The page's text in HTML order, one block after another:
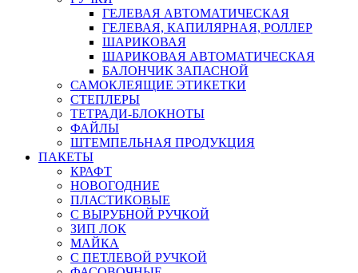
ГЕЛЕВАЯ АВТОМАТИЧЕСКАЯ
ГЕЛЕВАЯ, КАПИЛЯРНАЯ, РОЛЛЕР
ШАРИКОВАЯ
ШАРИКОВАЯ АВТОМАТИЧЕСКАЯ
БАЛОНЧИК ЗАПАСНОЙ
САМОКЛЕЯЩИЕ ЭТИКЕТКИ
СТЕПЛЕРЫ
ТЕТРАДИ-БЛОКНОТЫ
ФАЙЛЫ
ШТЕМПЕЛЬНАЯ ПРОДУКЦИЯ
ПАКЕТЫ
КРАФТ
НОВОГОДНИЕ
ПЛАСТИКОВЫЕ
С ВЫРУБНОЙ РУЧКОЙ
ЗИП ЛОК
МАЙКА
С ПЕТЛЕВОЙ РУЧКОЙ